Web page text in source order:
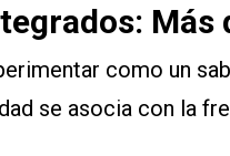
Más
como un
se asocia con la